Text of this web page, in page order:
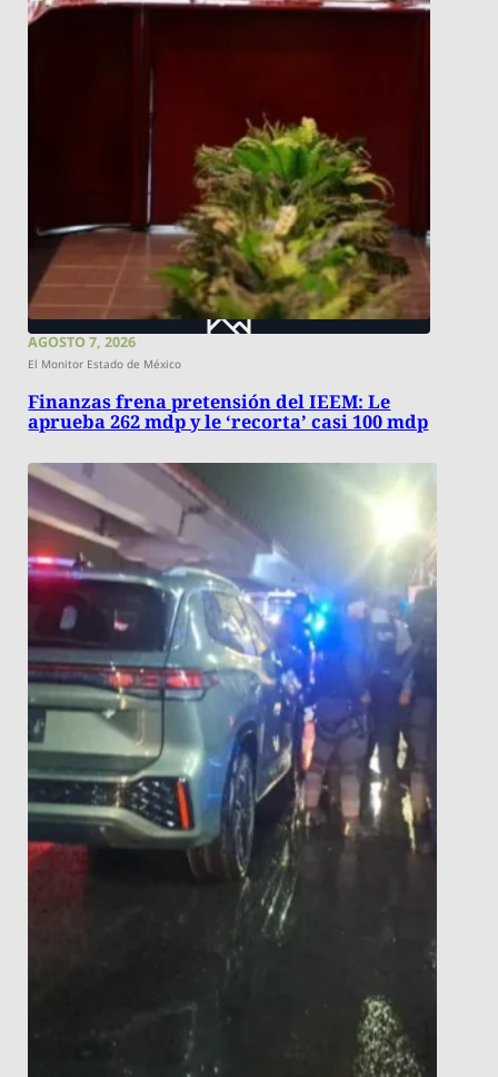
AGOSTO 7, 2026
El Monitor Estado de México
Finanzas frena pretensión del IEEM: Le
aprueba 262 mdp y le ‘recorta’ casi 100 mdp